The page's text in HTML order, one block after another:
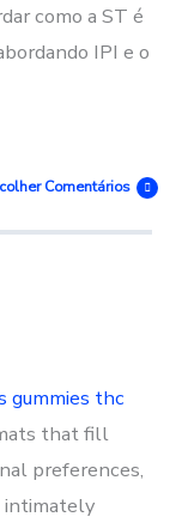
como a ST é
IPI e o
Comentários
gummies thc
that fill
preferences,
intimately